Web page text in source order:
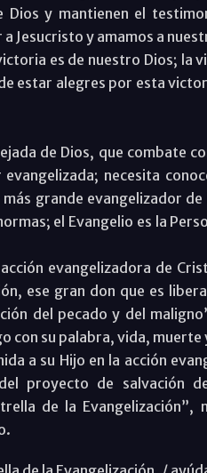
Dios y mantienen el
Jesucristo y amamos a
es de nuestro Dios; la
estar alegres por esta
de Dios, que combate
necesita
grande evangelizador
el Evangelio es la
evangelizadora de
ese gran don que es
del pecado y del
con su palabra, vida,
a su Hijo en la acción
proyecto de salvación
de la